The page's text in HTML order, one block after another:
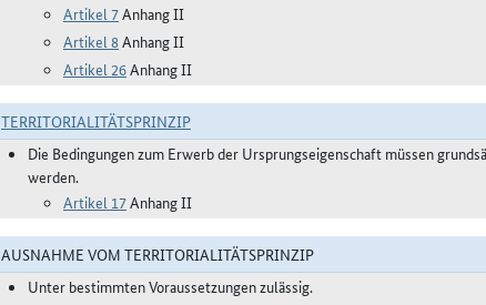
Artikel 7Anhang II
Artikel 8Anhang II
Artikel 26Anhang II
TERRITORIALITÄTSPRINZIP
Die Bedingungen zum Erwerb der Ursprungseigenschaft müssen
werden.
Artikel 17Anhang II
AUSNAHME VOM TERRITORIALITÄTSPRINZIP
Unter bestimmten Voraussetzungen zulässig.